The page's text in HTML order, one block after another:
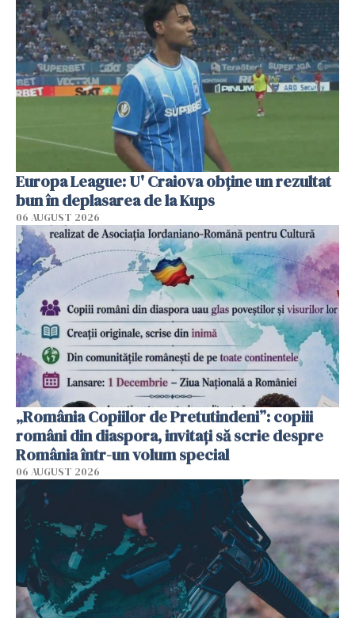
Europa League: U' Craiova obține un rezultat
bun în deplasarea de la Kups
06 AUGUST 2026
„România Copiilor de Pretutindeni”: copiii
români din diaspora, invitați să scrie despre
România într-un volum special
06 AUGUST 2026